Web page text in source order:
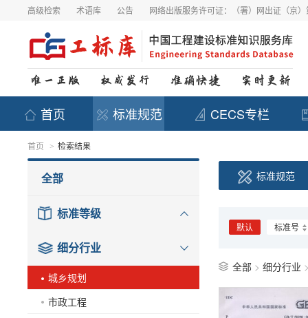
高级检索 术语库 公告 网络出版服务许可证：（署）网出证（京
首页 标准规范 CECS专栏
首页 > 检索结果
全部
标准等级
细分行业
城乡规划
市政工程
标准规范
默认 标准号
全部 > 细分行业